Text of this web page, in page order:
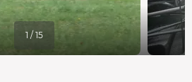
1 / 15